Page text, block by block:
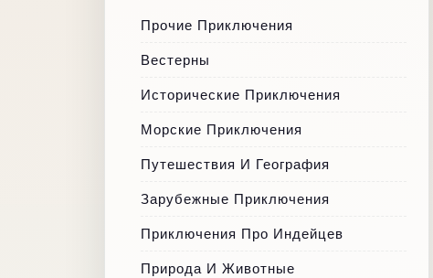
Прочие Приключения
Вестерны
Исторические Приключения
Морские Приключения
Путешествия И География
Зарубежные Приключения
Приключения Про Индейцев
Природа И Животные